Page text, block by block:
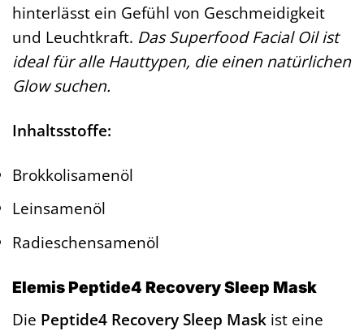
hinterlässt ein Gefühl von Geschmeidigkeit
und Leuchtkraft. Das Superfood Facial Oil ist
ideal für alle Hauttypen, die einen natürlichen
Glow suchen.
Inhaltsstoffe:
Brokkolisamenöl
Leinsamenöl
Radieschensamenöl
Elemis Peptide4 Recovery Sleep Mask
Die Peptide4 Recovery Sleep Mask ist eine